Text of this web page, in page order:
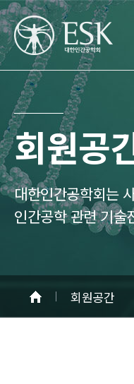
회원공
대한인간공학회는
인간공학 관련 기술
회원공간